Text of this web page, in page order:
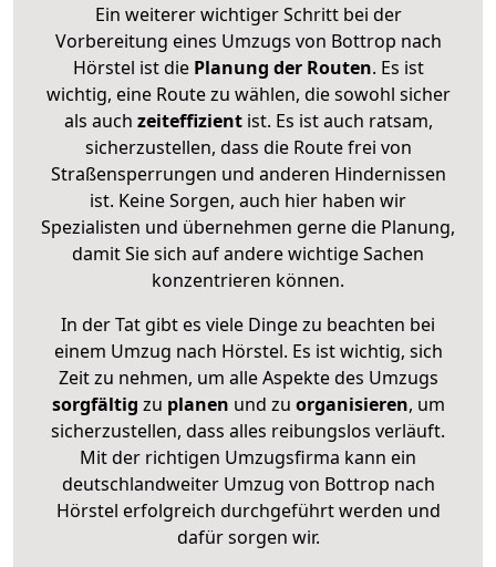
Ein weiterer wichtiger Schritt bei der
Vorbereitung eines Umzugs von Bottrop nach
Hörstel ist diePlanung der Routen. Es ist
wichtig, eine Route zu wählen, die sowohl sicher
als auch zeiteffizientist. Es ist auch ratsam,
sicherzustellen, dass die Route frei von
Straßensperrungen und anderen Hindernissen
ist. Keine Sorgen, auch hier haben wir
Spezialisten und übernehmen gerne die Planung,
damit Sie sich auf andere wichtige Sachen
konzentrieren können.
In der Tat gibt es viele Dinge zu beachten bei
einem Umzug nach Hörstel. Es ist wichtig, sich
Zeit zu nehmen, um alle Aspekte des Umzugs
sorgfältig zu planen und zu organisieren, um
sicherzustellen, dass alles reibungslos verläuft.
Mit der richtigen Umzugsfirma kann ein
deutschlandweiter Umzug von Bottrop nach
Hörstel erfolgreich durchgeführt werden und
dafür sorgen wir.